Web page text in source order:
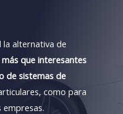
la alternativa de
que interesantes
de sistemas de
como para